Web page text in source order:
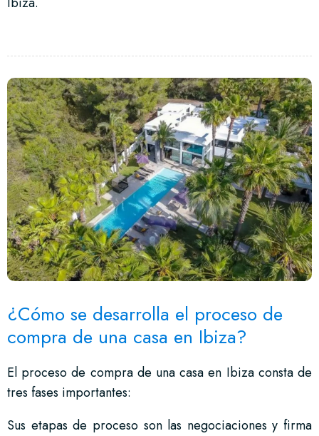
¿Cómo se desarrolla el proceso de
compra de una casa en Ibiza?
El proceso de compra de una casa en Ibiza consta de
tres fases importantes:
Sus etapas de proceso son las negociaciones y firma